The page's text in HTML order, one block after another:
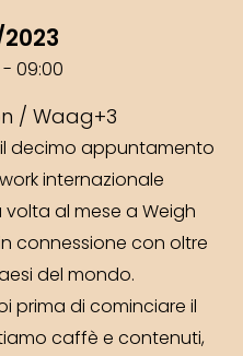
09:00
/ Waag+3
decimo appuntamento
internazionale
volta al mese a Weigh
connessione con oltre
del mondo.
prima di cominciare il
caffè e contenuti,